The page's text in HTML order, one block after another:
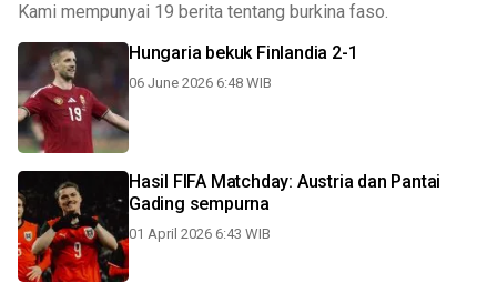
Kami mempunyai 19 berita tentang burkina faso.
Hungaria bekuk Finlandia 2-1
06 June 2026 6:48 WIB
Hasil FIFA Matchday: Austria dan Pantai
Gading sempurna
01 April 2026 6:43 WIB